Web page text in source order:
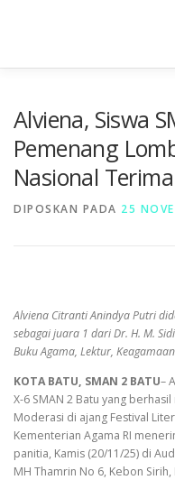
KESISWAAAN
Alviena, Siswa
Pemenang
Nasional
DIPOSKAN PADA 25
Alviena Citranti Anindya Putri
sebagai juara 1 dari Dr. H. M.
Buku Agama, Lektur,
KOTA BATU, SMAN 2 BATU–
X-6 SMAN 2 Batu yang
Moderasi di ajang Festival
Kementerian Agama RI
panitia, Kamis (20/11/25) di
MH Thamrin No 6, Kebon